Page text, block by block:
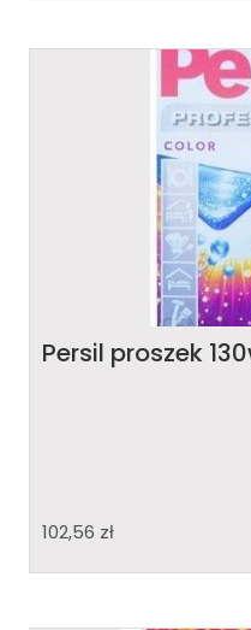
Persil proszek
102,56 zł